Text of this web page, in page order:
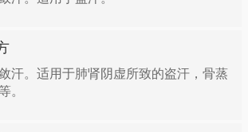
汗。适用于肺肾阴虚所致的盗汗，骨蒸
。